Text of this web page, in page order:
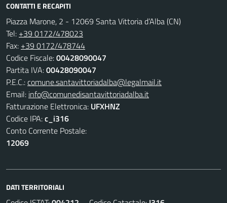
CONTATTI E RECAPITI
Piazza Marone, 2 - 12069 Santa Vittoria d’Alba (CN)
Tel: +39 0172/478023
Fax: +39 0172/478744
Codice Fiscale:00428090047
Partita IVA:00428090047
P.E.C.:comune.santavittoriadalba@legalmail.it
Email: info@comunedisantavittoriadalba.it
Fatturazione Elettronica: UFXHNZ
Codice IPA:c_i316
Conto Corrente Postale:
12069
DATI TERRITORIALI